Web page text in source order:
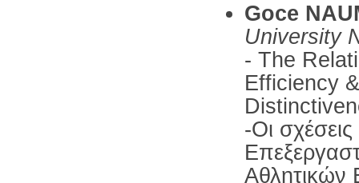
Goce
University
- The
Efficiency
-Οι